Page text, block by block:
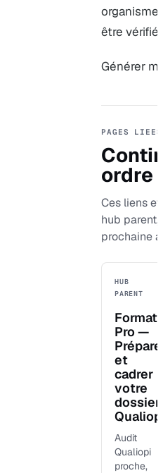
être vérifié
Générer
PAGES LIEES
ordre
Ces liens
hub
prochaine
HUB
PARENT
Pro —
et
cadrer
votre
dossier
Audit
Qualiopi
proche,